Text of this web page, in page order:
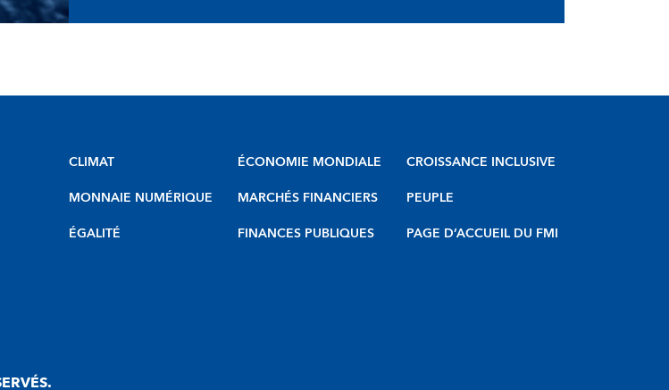
CLIMAT
MONNAIE NUMÉRIQUE
ÉGALITÉ
ÉCONOMIE MONDIALE
MARCHÉS FINANCIERS
FINANCES PUBLIQUES
CROISSANCE INCLUSIVE
PEUPLE
PAGE D’ACCUEIL DU FMI